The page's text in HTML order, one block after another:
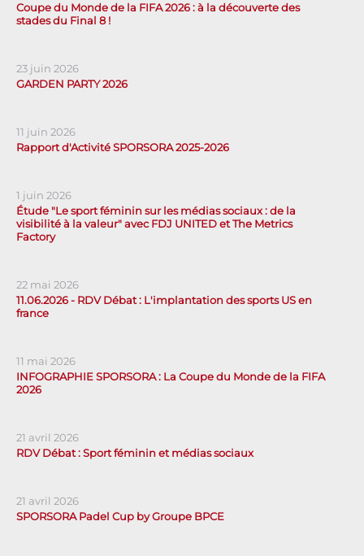
Coupe du Monde de la FIFA 2026 : à la découverte des
stades du Final 8 !
23 juin 2026
GARDEN PARTY 2026
11 juin 2026
Rapport d'Activité SPORSORA 2025-2026
1 juin 2026
Étude "Le sport féminin sur les médias sociaux : de la
visibilité à la valeur" avec FDJ UNITED et The Metrics
Factory
22 mai 2026
11.06.2026 - RDV Débat : L'implantation des sports US en
france
11 mai 2026
INFOGRAPHIE SPORSORA : La Coupe du Monde de la FIFA
2026
21 avril 2026
RDV Débat : Sport féminin et médias sociaux
21 avril 2026
SPORSORA Padel Cup by Groupe BPCE